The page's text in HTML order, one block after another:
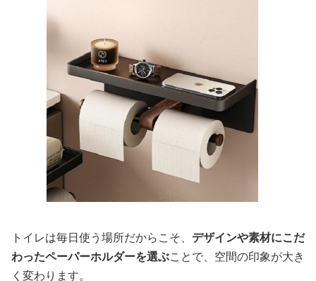
トイレは毎日使う場所だからこそ、 デザインや素材にこだ
わったペーパーホルダーを選ぶことで、空間の印象が大き
く変わります。